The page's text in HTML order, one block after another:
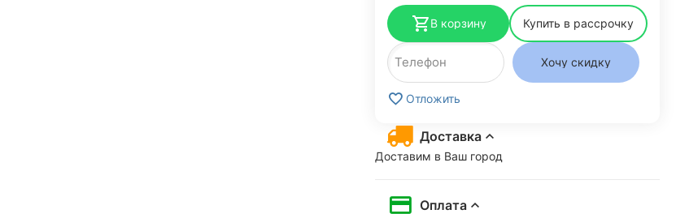
В корзину Купить в рассрочку
Хочу скидку
Отложить
Доставка
Доставим в Ваш город
Оплата